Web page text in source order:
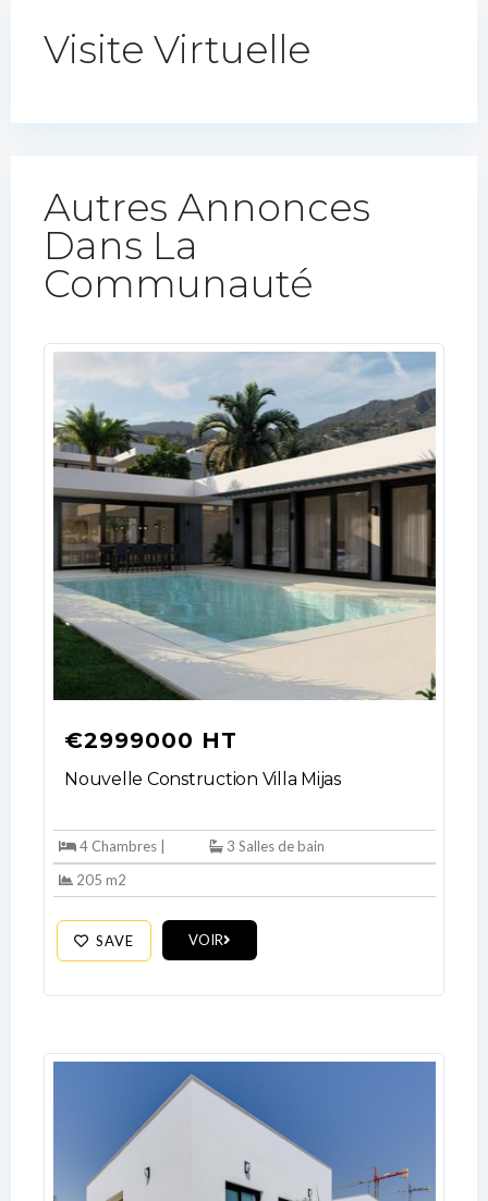
Visite Virtuelle
Autres Annonces
Dans La
Communauté​
€2999000 HT
Nouvelle Construction Villa Mijas
4 Chambres |
3 Salles de bain
205 m2
SAVE VOIR